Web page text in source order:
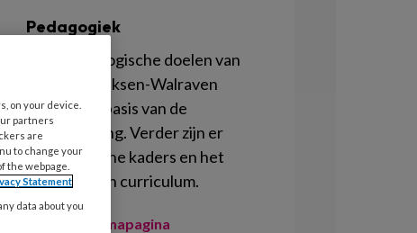
Pedagogiek
De 4 pedagogische doelen van
Marianne Riksen-Walraven
vormen de basis van de
kinderopvang. Verder zijn er
Pedagogische kaders en het
Pedagogisch curriculum.
Naar de themapagina
on your device.
partners
are
to change your
the webpage.
Statement
data about you